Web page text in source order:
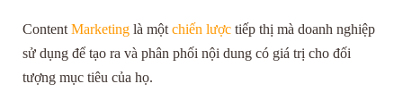
Content Marketing là một chiến lược tiếp thị mà doanh nghiệp
sử dụng để tạo ra và phân phối nội dung có giá trị cho đối
tượng mục tiêu của họ.